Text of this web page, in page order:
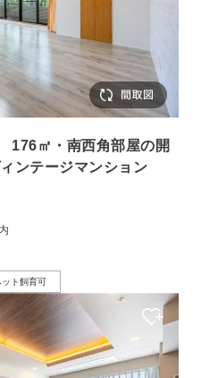
㎡・南西角部屋の開
ンテージマンション
ット飼育可